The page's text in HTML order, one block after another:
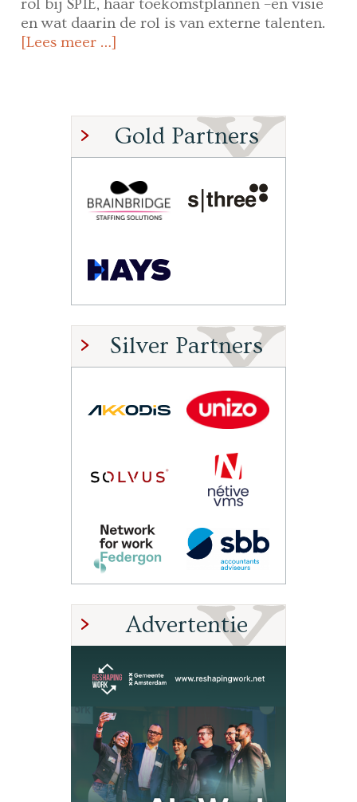
rol bij SPIE, haar toekomstplannen –en visie
en wat daarin de rol is van externe talenten.
[Lees meer …]
Gold Partners
Silver Partners
Advertentie